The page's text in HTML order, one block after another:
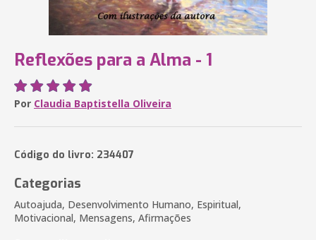
Reflexões para a Alma - 1
Por Claudia Baptistella Oliveira
Código do livro: 234407
Categorias
Autoajuda, Desenvolvimento Humano, Espiritual,
Motivacional, Mensagens, Afirmações